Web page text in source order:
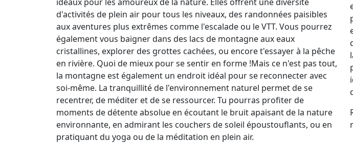
d'activités de plein air pour tous les niveaux, des randonnées paisibles
aux aventures plus extrêmes comme l'escalade ou le VTT. Vous pourrez
également vous baigner dans des lacs de montagne aux eaux
cristallines, explorer des grottes cachées, ou encore t'essayer à la pêche
en rivière. Quoi de mieux pour se sentir en forme !Mais ce n'est pas tout,
la montagne est également un endroit idéal pour se reconnecter avec
soi-même. La tranquillité de l'environnement naturel permet de se
recentrer, de méditer et de se ressourcer. Tu pourras profiter de
moments de détente absolue en écoutant le bruit apaisant de la nature
environnante, en admirant les couchers de soleil époustouflants, ou en
pratiquant du yoga ou de la méditation en plein air.